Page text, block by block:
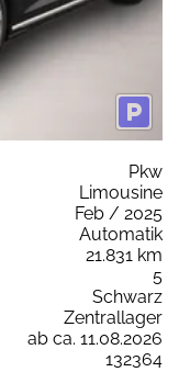
Pkw
Limousine
Feb / 2025
Automatik
21.831 km
5
Schwarz
Zentrallager
ab ca. 11.08.2026
132364